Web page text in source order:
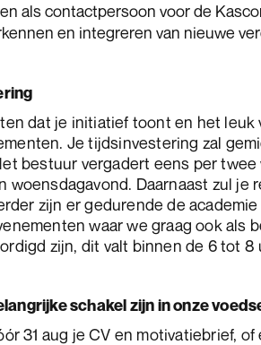
als contactpersoon voor de
en integreren van nieuwe
dat je initiatief toont en het leuk
Je tijdsinvestering zal
bestuur vergadert eens per
woensdagavond. Daarnaast zul je
zijn er gedurende de
waar we graag ook als
zijn, dit valt binnen de 6 tot 8
schakel zijn in onze
31 aug je CV en motivatiebrief,